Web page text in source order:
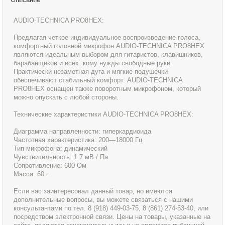
AUDIO-TECHNICA PRO8HEX:
Предлагая четкое индивидуальное воспроизведение голоса,
комфортный головной микрофон AUDIO-TECHNICA PRO8HEX
являются идеальным выбором для гитаристов, клавишников,
барабанщиков и всех, кому нужды свободные руки.
Практически незаметная дуга и мягкие подушечки
обеспечивают стабильный комфорт. AUDIO-TECHNICA
PRO8HEX оснащен также поворотным микрофоном, который
можно опускать с любой стороны.
Технические характеристики AUDIO-TECHNICA PRO8HEX:
Диаграмма направленности: гиперкардиоида
Частотная характеристика: 200—18000 Гц
Тип микрофона: динамический
Чувствительность: 1.7 мВ / Па
Сопротивление: 600 Ом
Масса: 60 г
Если вас заинтересовал данный товар, но имеются
дополнительные вопросы, вы можете связаться с нашими
консультантами по тел. 8 (918) 449-03-75, 8 (861) 274-53-40, или
посредством электронной связи. Цены на товары, указанные на